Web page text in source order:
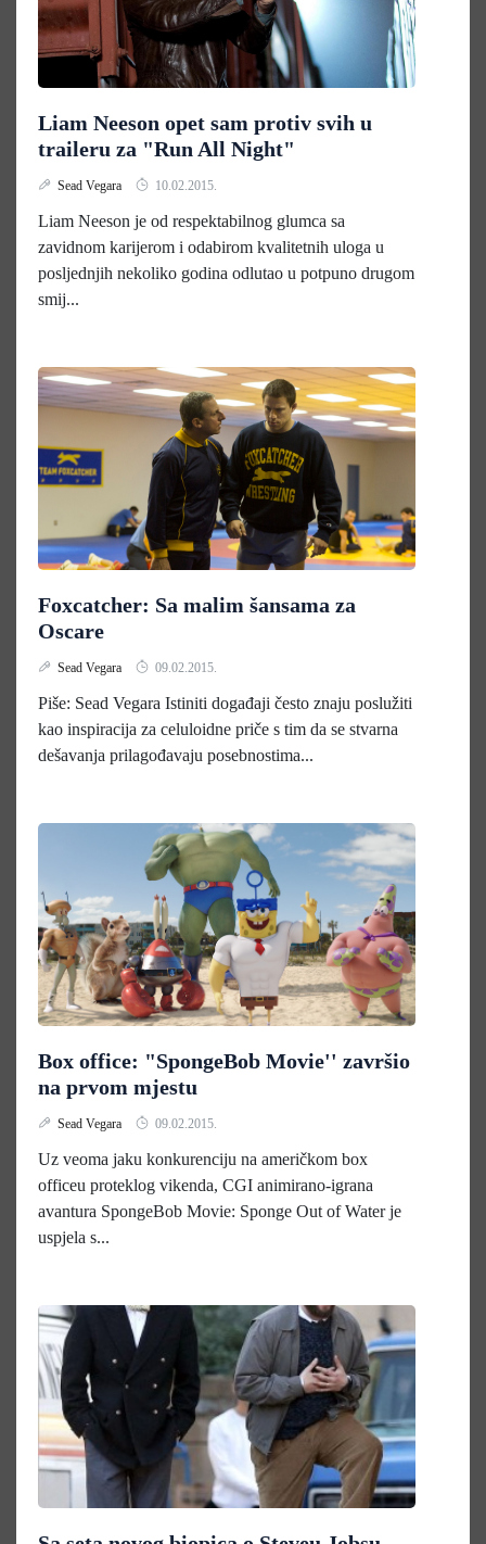
Liam Neeson opet sam protiv svih u
traileru za "Run All Night"
Sead Vegara 10.02.2015.
Liam Neeson je od respektabilnog glumca sa
zavidnom karijerom i odabirom kvalitetnih uloga u
posljednjih nekoliko godina odlutao u potpuno drugom
smij...
Foxcatcher: Sa malim šansama za
Oscare
Sead Vegara 09.02.2015.
Piše: Sead Vegara Istiniti događaji često znaju poslužiti
kao inspiracija za celuloidne priče s tim da se stvarna
dešavanja prilagođavaju posebnostima...
Box office: "SpongeBob Movie'' završio
na prvom mjestu
Sead Vegara 09.02.2015.
Uz veoma jaku konkurenciju na američkom box
officeu proteklog vikenda, CGI animirano-igrana
avantura SpongeBob Movie: Sponge Out of Water je
uspjela s...